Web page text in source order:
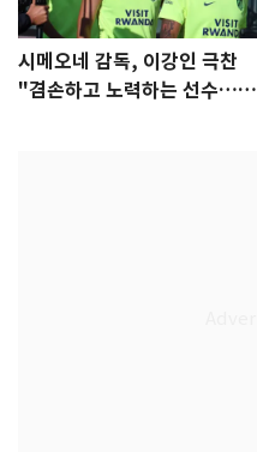
시메오네 감독, 이강인 극찬
"겸손하고 노력하는 선수…좋